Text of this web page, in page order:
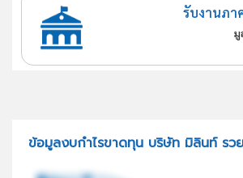
รับงานภา
มู
ข้อมูลงบกำไรขาดทุน บริษัท มิลินท์ รว